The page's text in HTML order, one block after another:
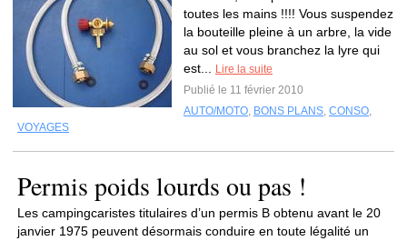
toutes les mains !!!! Vous suspendez
la bouteille pleine à un arbre, la vide
au sol et vous branchez la lyre qui
est...
Lire la suite
Publié le 11 février 2010
AUTO/MOTO, BONS PLANS, CONSO,
VOYAGES
Permis poids lourds ou pas !
Les campingcaristes titulaires d’un permis B obtenu avant le 20
janvier 1975 peuvent désormais conduire en toute légalité un